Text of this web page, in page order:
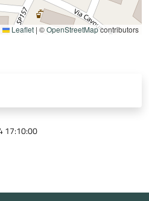
Leaflet | ©OpenStreetMapcontributors
17:10:00